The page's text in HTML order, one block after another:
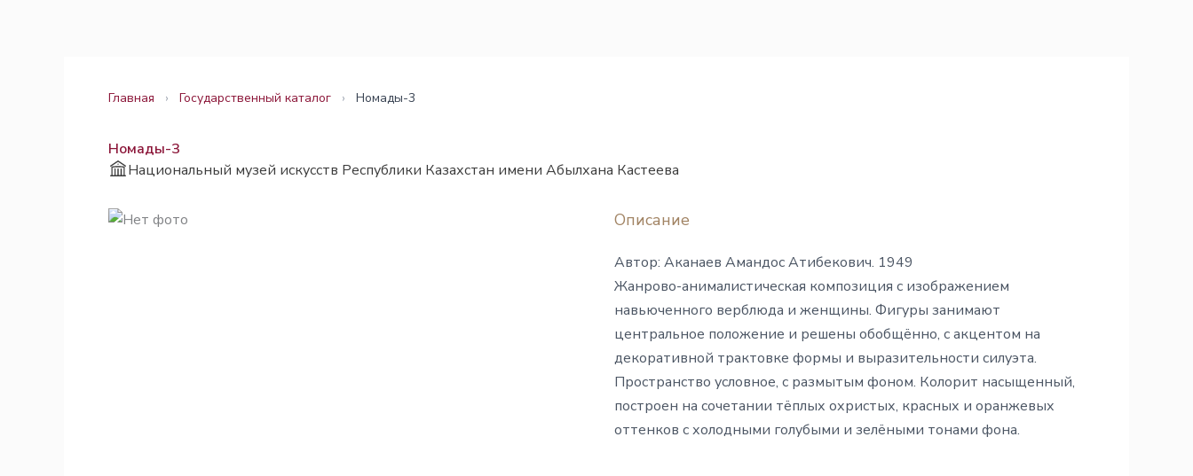
Главная › Государственный каталог › Номады-3
Номады-3
Национальный музей искусств Республики Казахстан имени Абылхана Кастеева
Описание
Автор: Аканаев Амандос Атибекович. 1949
Жанрово-анималистическая композиция с изображением
навьюченного верблюда и женщины. Фигуры занимают
центральное положение и решены обобщённо, с акцентом на
декоративной трактовке формы и выразительности силуэта.
Пространство условное, с размытым фоном. Колорит насыщенный,
построен на сочетании тёплых охристых, красных и оранжевых
оттенков с холодными голубыми и зелёными тонами фона.